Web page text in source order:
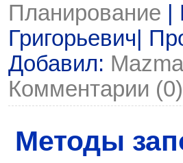
Планирование
Григорьевич|
Добавил:
Комментарии (0)
Методы